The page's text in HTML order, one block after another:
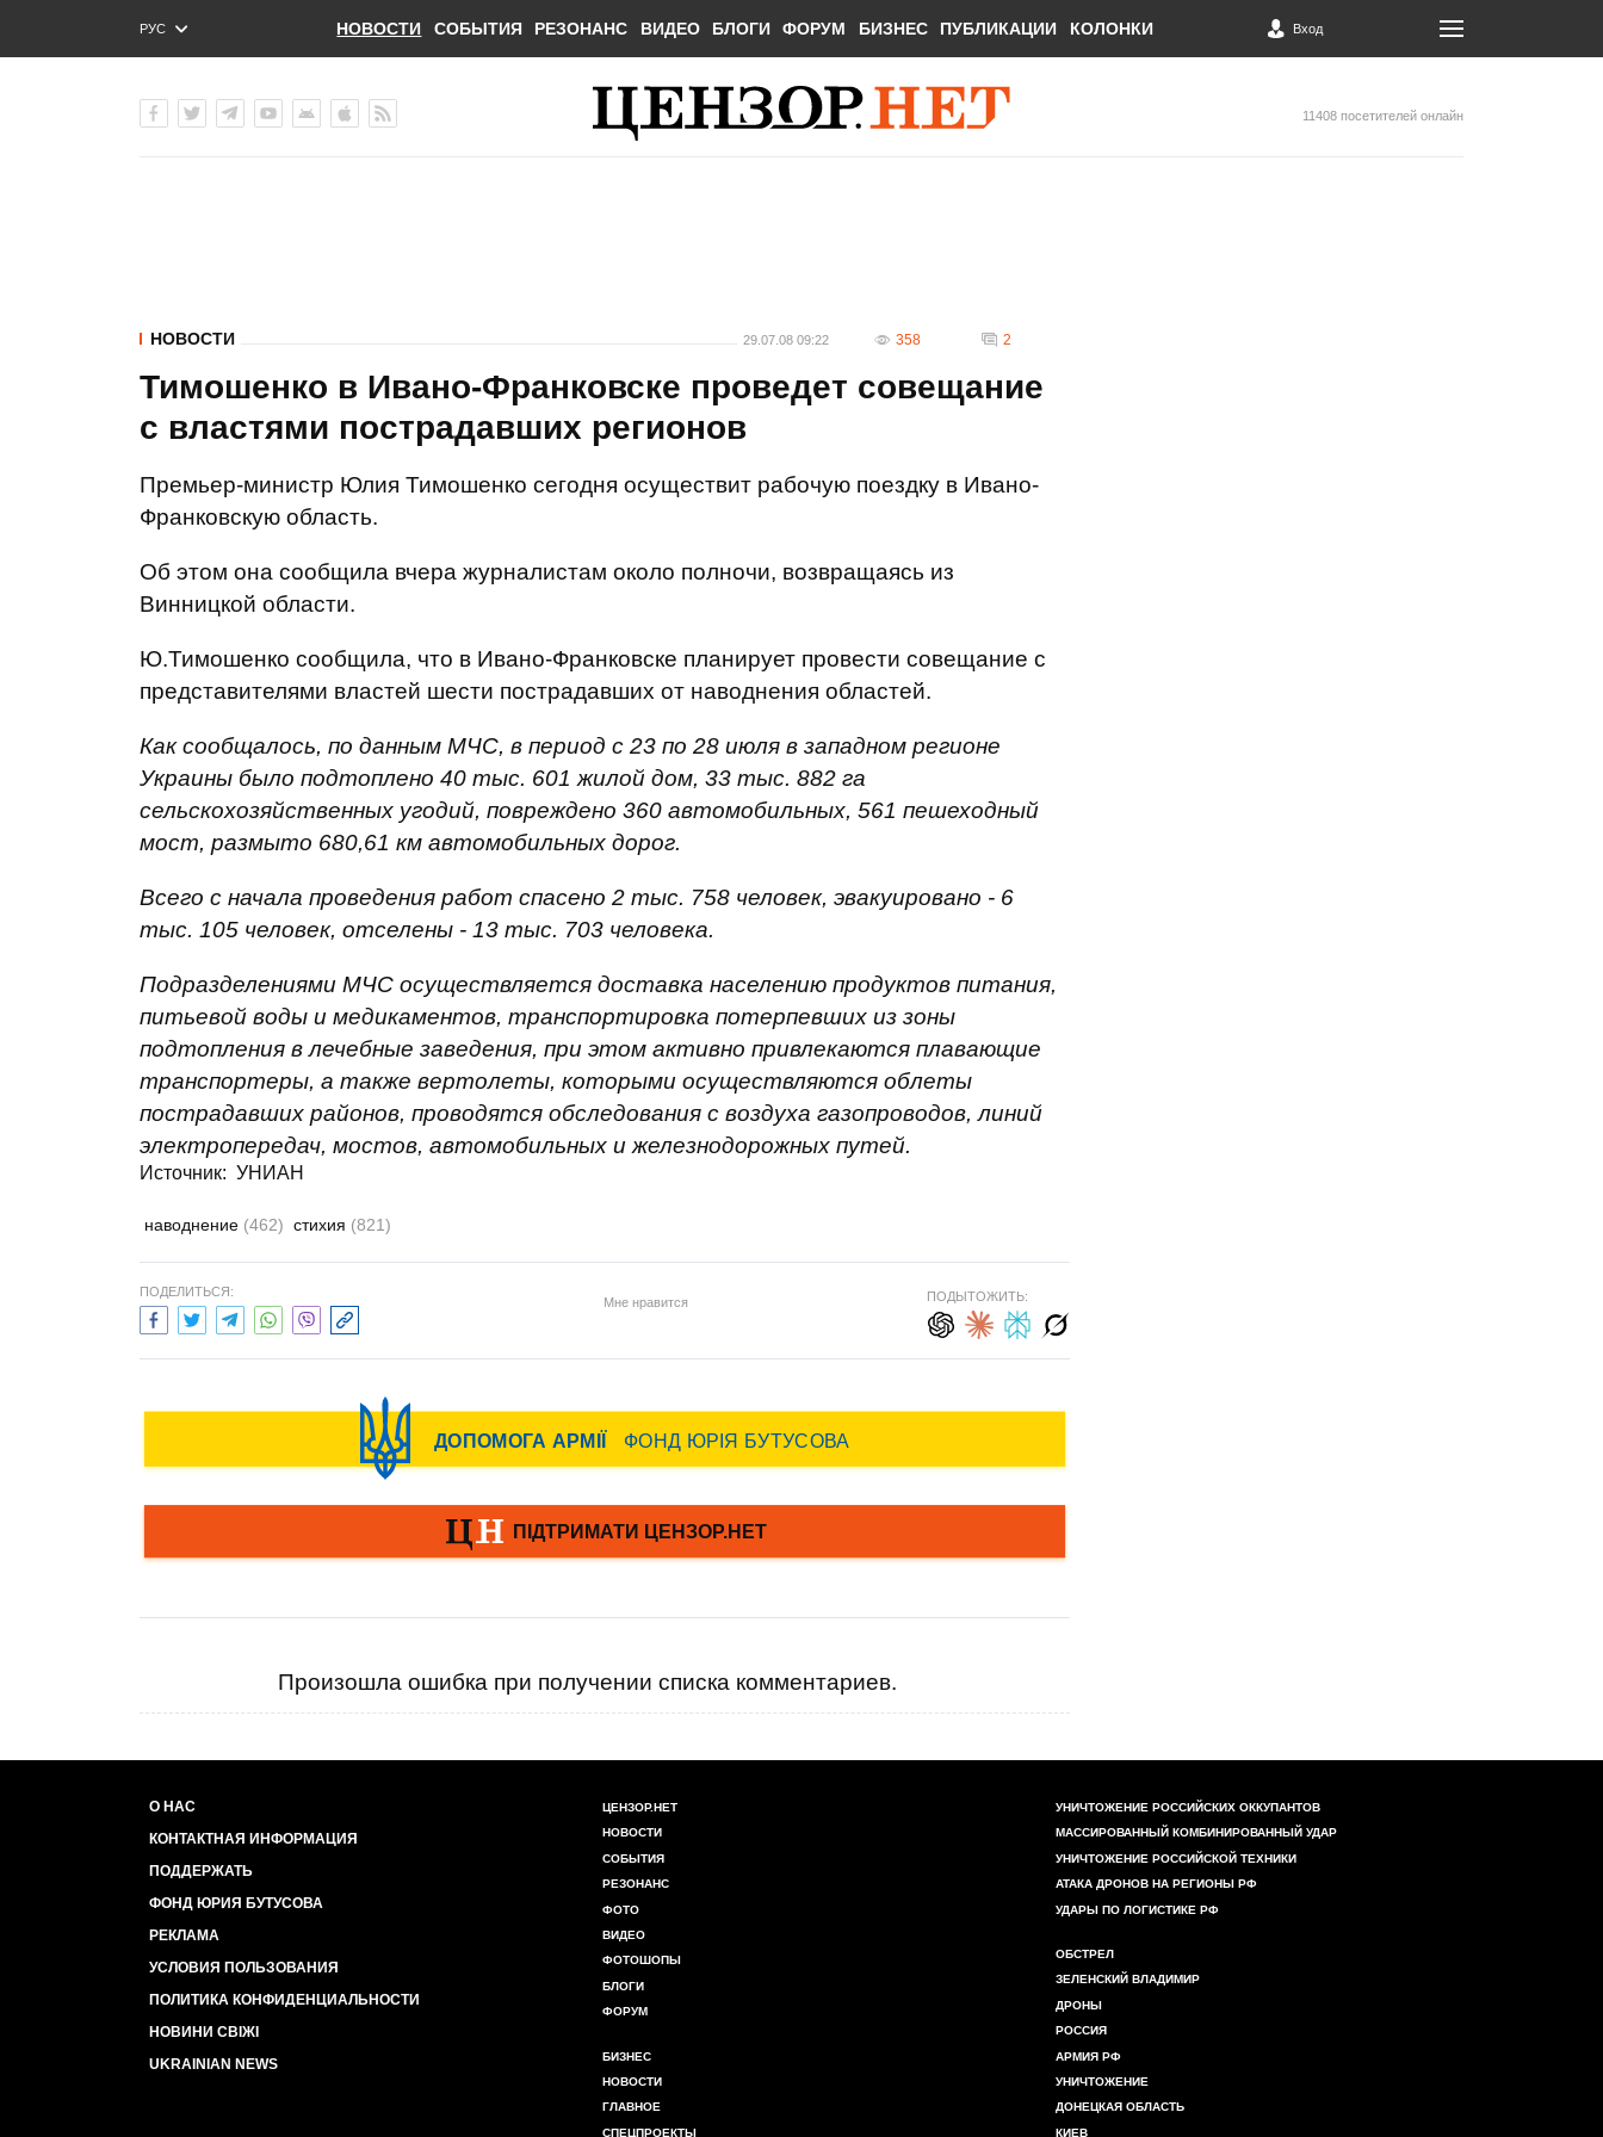
РУС
ENG
НОВОСТИ СОБЫТИЯ РЕЗОНАНС ВИДЕО БЛОГИ ФОРУМ БИЗНЕС ПУБЛИКАЦИИ КОЛОНКИ Вход
11408 посетителей онлайн
НОВОСТИ 29.07.08 09:22 358 2
Тимошенко в Ивано-Франковске проведет совещание
с властями пострадавших регионов
Премьер-министр Юлия Тимошенко сегодня осуществит рабочую поездку в Ивано-
Франковскую область.
Об этом она сообщила вчера журналистам около полночи, возвращаясь из
Винницкой области.
Ю.Тимошенко сообщила, что в Ивано-Франковске планирует провести совещание с
представителями властей шести пострадавших от наводнения областей.
Как сообщалось, по данным МЧС, в период с 23 по 28 июля в западном регионе
Украины было подтоплено 40 тыс. 601 жилой дом, 33 тыс. 882 га
сельскохозяйственных угодий, повреждено 360 автомобильных, 561 пешеходный
мост, размыто 680,61 км автомобильных дорог.
Всего с начала проведения работ спасено 2 тыс. 758 человек, эвакуировано - 6
тыс. 105 человек, отселены - 13 тыс. 703 человека.
Подразделениями МЧС осуществляется доставка населению продуктов питания,
питьевой воды и медикаментов, транспортировка потерпевших из зоны
подтопления в лечебные заведения, при этом активно привлекаются плавающие
транспортеры, а также вертолеты, которыми осуществляются облеты
пострадавших районов, проводятся обследования с воздуха газопроводов, линий
электропередач, мостов, автомобильных и железнодорожных путей.
Источник: УНИАН
наводнение (462) стихия (821)
ПОДЕЛИТЬСЯ:
Мне нравится ПОДЫТОЖИТЬ:
Произошла ошибка при получении списка комментариев.
О НАС
КОНТАКТНАЯ ИНФОРМАЦИЯ
ПОДДЕРЖАТЬ
ФОНД ЮРИЯ БУТУСОВА
РЕКЛАМА
УСЛОВИЯ ПОЛЬЗОВАНИЯ
ПОЛИТИКА КОНФИДЕНЦИАЛЬНОСТИ
НОВИНИ СВІЖІ
UKRAINIAN NEWS
ЦЕНЗОР.НЕТ
НОВОСТИ
СОБЫТИЯ
РЕЗОНАНС
ФОТО
ВИДЕО
ФОТОШОПЫ
БЛОГИ
ФОРУМ
БИЗНЕС
НОВОСТИ
ГЛАВНОЕ
СПЕЦПРОЕКТЫ
УНИЧТОЖЕНИЕ РОССИЙСКИХ ОККУПАНТОВ
МАССИРОВАННЫЙ КОМБИНИРОВАННЫЙ УДАР
УНИЧТОЖЕНИЕ РОССИЙСКОЙ ТЕХНИКИ
АТАКА ДРОНОВ НА РЕГИОНЫ РФ
УДАРЫ ПО ЛОГИСТИКЕ РФ
ОБСТРЕЛ
ЗЕЛЕНСКИЙ ВЛАДИМИР
ДРОНЫ
РОССИЯ
АРМИЯ РФ
УНИЧТОЖЕНИЕ
ДОНЕЦКАЯ ОБЛАСТЬ
КИЕВ